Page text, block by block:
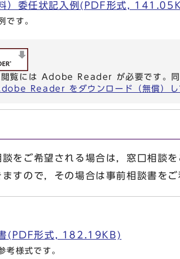
料）委任状記入例(PDF形式,
です。
閲覧には Adobe Reader が必要です。同
Reader をダウンロード（無償）し
をご希望される場合は，窓口相談
すので，その場合は事前相談書をご
(PDF形式, 182.19KB)
考様式です。